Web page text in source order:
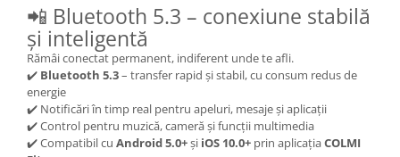
📲 Bluetooth 5.3 – conexiune stabilă
și inteligentă
Rămâi conectat permanent, indiferent unde te afli.
✔️ Bluetooth 5.3– transfer rapid și stabil, cu consum redus de
energie
✔️ Notificări în timp real pentru apeluri, mesaje și aplicații
✔️ Control pentru muzică, cameră și funcții multimedia
✔️ Compatibil cu Android 5.0+și iOS 10.0+ prin aplicațiaCOLMI